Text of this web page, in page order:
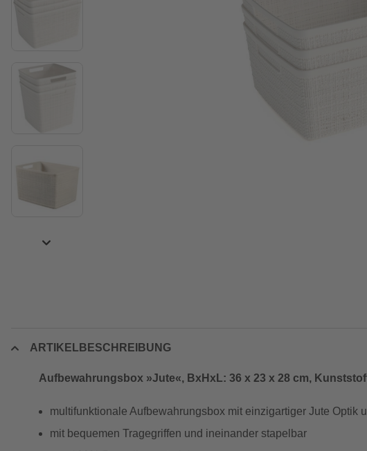
ARTIKELBESCHREIBUNG
Aufbewahrungsbox »Jute«, BxHxL: 36 x 23 x 28 cm,
multifunktionale Aufbewahrungsbox mit einzigartiger Jute Optik
mit bequemen Tragegriffen und ineinander stapelbar